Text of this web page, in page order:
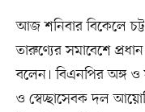
আজ শনিবার বিকেলে
তারুণ্যের সমাবেশে
বলেন। বিএনপির অঙ্গ
ও স্বেচ্ছাসেবক দল